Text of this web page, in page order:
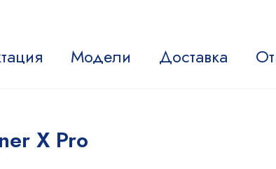
Модели Доставка
X Pro